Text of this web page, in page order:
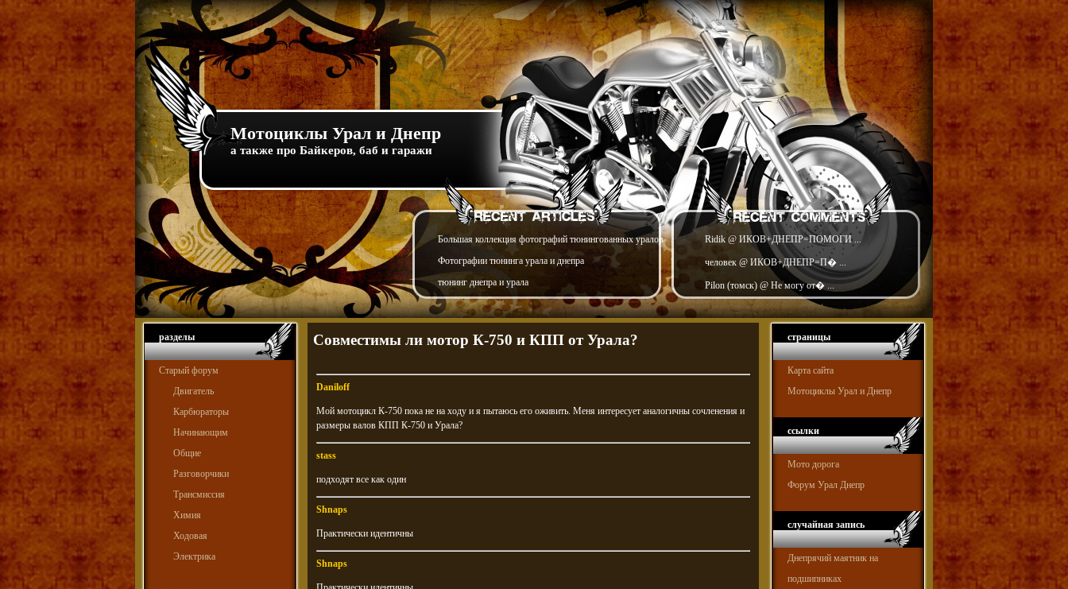
Мотоциклы Урал и Днепр
а также про Байкеров, баб и гаражи
Большая коллекция фотографий тюнингованных уралов
Фотографии тюнинга урала и днепра
тюнинг днепра и урала
Ridik @ ИКОВ+ДНЕПР=ПОМОГИ ...
человек @ ИКОВ+ДНЕПР=П� ...
Pilon (томск) @ Не могу от� ...
разделы
Старый форум
Двигатель
Карбюраторы
Начинающим
Общие
Разговорчики
Трансмиссия
Химия
Ходовая
Электрика
Совместимы ли мотор К-750 и КПП от Урала?
Daniloff
Мой мотоцикл К-750 пока не на ходу и я пытаюсь его оживить. Меня интересует аналогичны сочленения и
размеры валов КПП К-750 и Урала?
stass
подходят все как один
Shnaps
Практически идентичны
Shnaps
страницы
Карта сайта
Мотоциклы Урал и Днепр
ссылки
Мото дорога
Форум Урал Днепр
случайная запись
Днепрячий маятник на
подшипниках